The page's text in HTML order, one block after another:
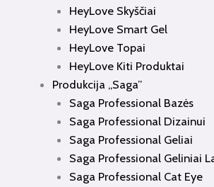
HeyLove Skyščiai
HeyLove Smart Gel
HeyLove Topai
HeyLove Kiti Produktai
Produkcija „Saga”
Saga Professional Bazės
Saga Professional Dizainui
Saga Professional Geliai
Saga Professional Geliniai
Saga Professional Cat Eye